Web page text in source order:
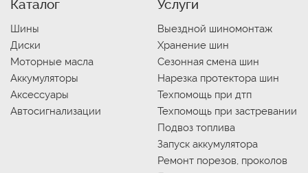
Каталог
Шины
Диски
Моторные масла
Аккумуляторы
Аксессуары
Автосигнализации
Услуги
Выездной шиномонтаж
Хранение шин
Сезонная смена шин
Нарезка протектора шин
Техпомощь при дтп
Техпомощь при застревании
Подвоз топлива
Запуск аккумулятора
Ремонт порезов, проколов